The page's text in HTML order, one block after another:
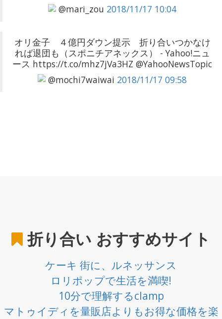
@mari_zou 2018/11/17 10:04
オリ金子 ４億円ダウン提示 折り合いつかなけ
れば退団も（スポニチアネックス） - Yahoo!ニュ
ース https://t.co/mhz7jVa3HZ @YahooNewsTopic
@mochi7waiwai 2018/11/17 09:58
折り合い おすすめサイト
ケーキ 街に、ルネッサンス
ロリポップで生活を満喫!
10分で理解するclamp
マトゥイディを量販店よりもお得な価格を楽